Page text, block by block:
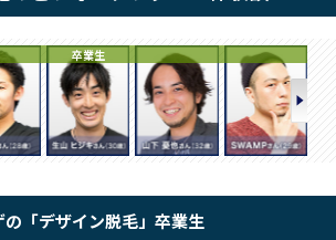
卒業生
の「デザイン脱毛」卒業生